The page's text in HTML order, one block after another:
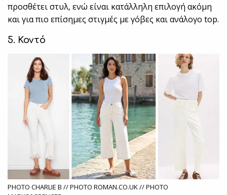
προσθέτει στυλ, ενώ είναι κατάλληλη επιλογή ακόμη
και για πιο επίσημες στιγμές με γόβες και ανάλογο top.
5. Κοντό
PHOTO CHARLIE B // PHOTO ROMAN.CO.UK // PHOTO